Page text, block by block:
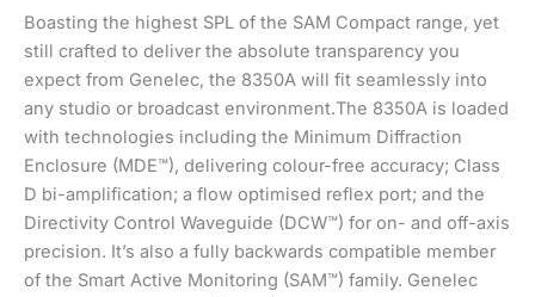
Boasting the highest SPL of the SAM Compact range, yet
still crafted to deliver the absolute transparency you
expect from Genelec, the 8350A will fit seamlessly into
any studio or broadcast environment.The 8350A is loaded
with technologies including the Minimum Diffraction
Enclosure (MDE™), delivering colour-free accuracy; Class
D bi-amplification; a flow optimised reflex port; and the
Directivity Control Waveguide (DCW™) for on- and off-axis
precision. It’s also a fully backwards compatible member
of the Smart Active Monitoring (SAM™) family. Genelec